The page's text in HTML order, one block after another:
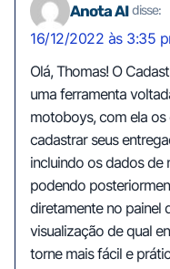
Anota AI disse:
16/12/2022 às 3:35
Olá, Thomas! O
uma ferramenta
motoboys, com ela
cadastrar seus
incluindo os dados de
podendo
diretamente no painel
visualização de qual
torne mais fácil e